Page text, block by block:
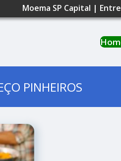
Moema SP Capital |
PINHEIROS